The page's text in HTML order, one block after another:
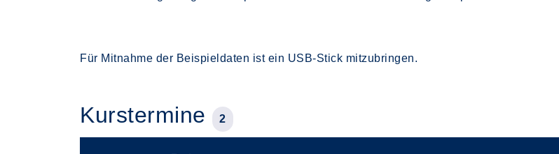
Für Mitnahme der Beispieldaten ist ein USB-Stick mitzubringen.
Kurstermine 2